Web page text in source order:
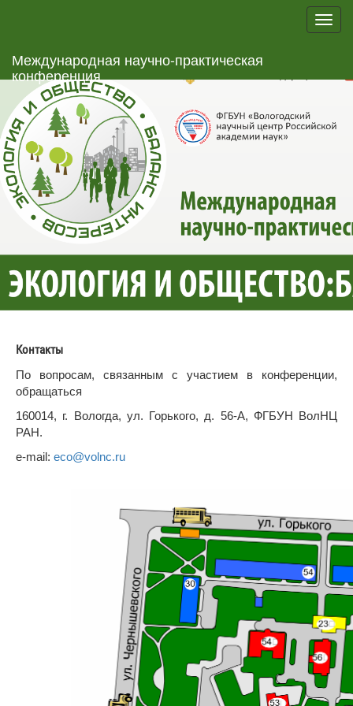
Международная научно-практическая
конференция
Контакты
По вопросам, связанным с участием в конференции,
обращаться
160014, г. Вологда, ул. Горького, д. 56-А, ФГБУН ВолНЦ
РАН.
e-mail: eco@volnc.ru